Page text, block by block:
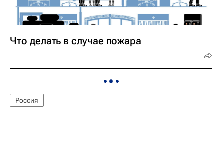
Что делать в случае пожара
Россия